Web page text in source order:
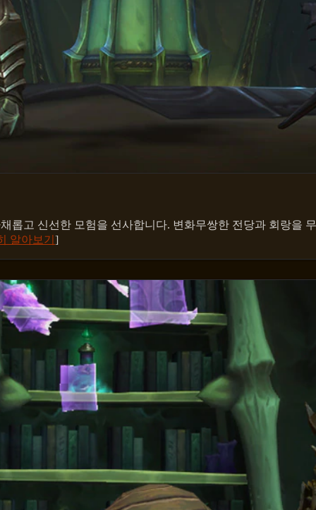
롭고 신선한 모험을 선사합니다. 변화무쌍한 전당과 회랑을
알아보기 ]